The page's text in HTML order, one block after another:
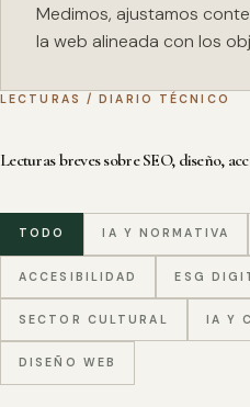
Medimos, ajustamos
la web alineada con los
LECTURAS / DIARIO TÉCNICO
Lecturas breves sobre SEO, diseño,
TODO IA Y NORMATIVA
ACCESIBILIDAD ESG
SECTOR CULTURAL IA Y
DISEÑO WEB